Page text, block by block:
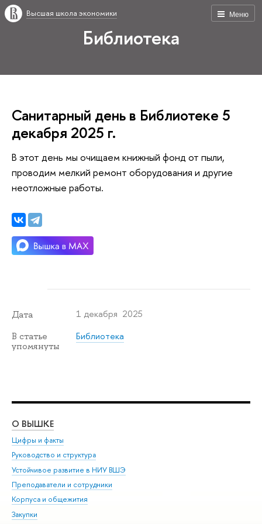
Меню
Высшая школа экономики
Библиотека
Санитарный день в Библиотеке 5
декабря 2025 г.
В этот день мы очищаем книжный фонд от пыли,
проводим мелкий ремонт оборудования и другие
неотложные работы.
Дата 1 декабря 2025
В статье
упомянуты
Библиотека
О ВЫШКЕ
Цифры и факты
Руководство и структура
Устойчивое развитие в НИУ ВШЭ
Преподаватели и сотрудники
Корпуса и общежития
Закупки